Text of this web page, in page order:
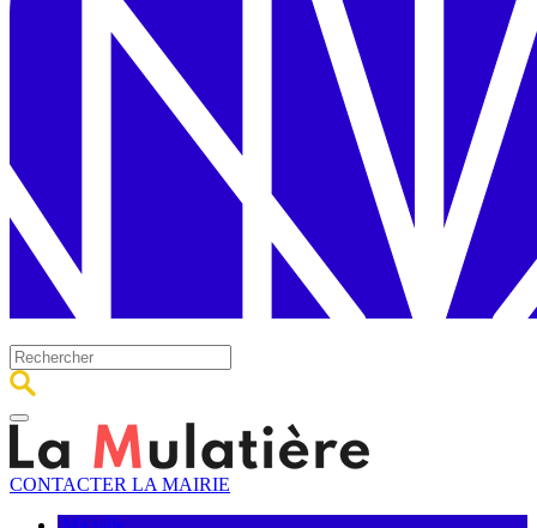
CONTACTER LA MAIRIE